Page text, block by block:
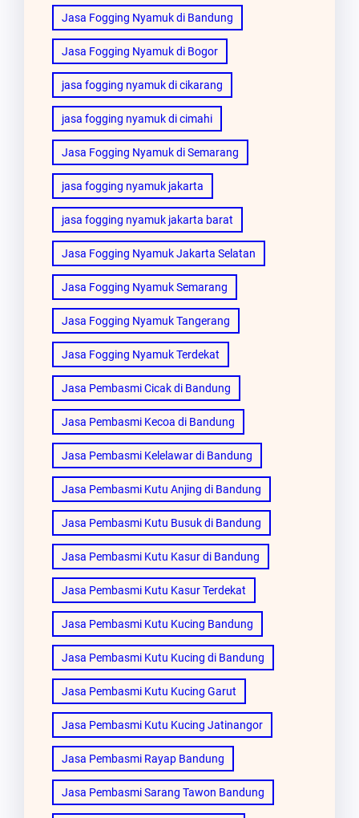
Jasa Fogging Nyamuk di Bandung
Jasa Fogging Nyamuk di Bogor
jasa fogging nyamuk di cikarang
jasa fogging nyamuk di cimahi
Jasa Fogging Nyamuk di Semarang
jasa fogging nyamuk jakarta
jasa fogging nyamuk jakarta barat
Jasa Fogging Nyamuk Jakarta Selatan
Jasa Fogging Nyamuk Semarang
Jasa Fogging Nyamuk Tangerang
Jasa Fogging Nyamuk Terdekat
Jasa Pembasmi Cicak di Bandung
Jasa Pembasmi Kecoa di Bandung
Jasa Pembasmi Kelelawar di Bandung
Jasa Pembasmi Kutu Anjing di Bandung
Jasa Pembasmi Kutu Busuk di Bandung
Jasa Pembasmi Kutu Kasur di Bandung
Jasa Pembasmi Kutu Kasur Terdekat
Jasa Pembasmi Kutu Kucing Bandung
Jasa Pembasmi Kutu Kucing di Bandung
Jasa Pembasmi Kutu Kucing Garut
Jasa Pembasmi Kutu Kucing Jatinangor
Jasa Pembasmi Rayap Bandung
Jasa Pembasmi Sarang Tawon Bandung